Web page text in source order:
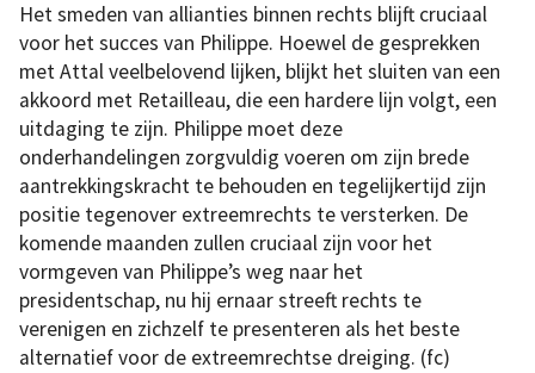
Het smeden van allianties binnen rechts blijft cruciaal
voor het succes van Philippe. Hoewel de gesprekken
met Attal veelbelovend lijken, blijkt het sluiten van een
akkoord met Retailleau, die een hardere lijn volgt, een
uitdaging te zijn. Philippe moet deze
onderhandelingen zorgvuldig voeren om zijn brede
aantrekkingskracht te behouden en tegelijkertijd zijn
positie tegenover extreemrechts te versterken. De
komende maanden zullen cruciaal zijn voor het
vormgeven van Philippe’s weg naar het
presidentschap, nu hij ernaar streeft rechts te
verenigen en zichzelf te presenteren als het beste
alternatief voor de extreemrechtse dreiging. (fc)